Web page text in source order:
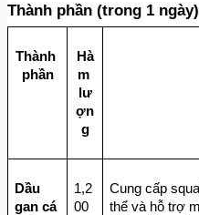
Thành phần (trong 1 ngày)
Thành
phần
Hà
m
lư
ợn
g
Dầu
gan cá
1,2
00
Cung cấp
thể và hỗ trợ